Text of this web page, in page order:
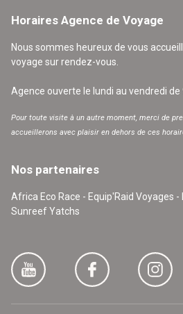
Horaires Agence de Voyage
Nous sommes heureux de vous
voyage sur rendez-vous.
Agence ouverte le lundi au vendredi de
Pour toute visite à un autre moment, merci de
accueillerons avec plaisir en dehors de ces
Nos partenaires
Africa Eco Race - Equip'Raid Voyages -
Sunreef Yatchs